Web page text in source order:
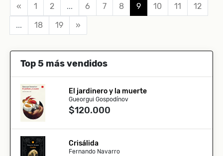
Top 5 más vendidos
El jardinero y la muerte
Gueorgui Gospodínov
$120.000
Crisálida
Fernando Navarro
« 1 2 ... 6 7 8 9 10 11
12
...
18 19 »